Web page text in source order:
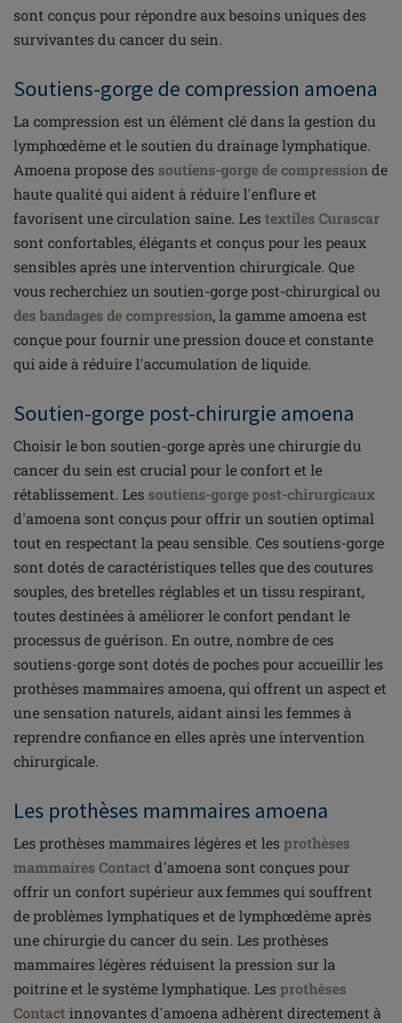
sont conçus pour répondre aux besoins uniques des
survivantes du cancer du sein.
Soutiens-gorge de compression amoena
La compression est un élément clé dans la gestion du
lymphœdème et le soutien du drainage lymphatique.
Amoena propose des soutiens-gorge de compressionde
haute qualité qui aident à réduire l'enflure et
favorisent une circulation saine. Lestextiles Curascar
sont confortables, élégants et conçus pour les peaux
sensibles après une intervention chirurgicale. Que
vous recherchiez un soutien-gorge post-chirurgical ou
des bandages de compression, la gamme amoena est
conçue pour fournir une pression douce et constante
qui aide à réduire l'accumulation de liquide.
Soutien-gorge post-chirurgie amoena
Choisir le bon soutien-gorge après une chirurgie du
cancer du sein est crucial pour le confort et le
rétablissement. Les soutiens-gorge post-chirurgicaux
d'amoena sont conçus pour offrir un soutien optimal
tout en respectant la peau sensible. Ces soutiens-gorge
sont dotés de caractéristiques telles que des coutures
souples, des bretelles réglables et un tissu respirant,
toutes destinées à améliorer le confort pendant le
processus de guérison. En outre, nombre de ces
soutiens-gorge sont dotés de poches pour accueillir les
prothèses mammaires amoena, qui offrent un aspect et
une sensation naturels, aidant ainsi les femmes à
reprendre confiance en elles après une intervention
chirurgicale.
Les prothèses mammaires amoena
Les prothèses mammaires légères et lesprothèses
mammaires Contact d'amoena sont conçues pour
offrir un confort supérieur aux femmes qui souffrent
de problèmes lymphatiques et de lymphœdème après
une chirurgie du cancer du sein. Les prothèses
mammaires légères réduisent la pression sur la
poitrine et le système lymphatique. Lesprothèses
Contact innovantes d'amoena adhèrent directement à